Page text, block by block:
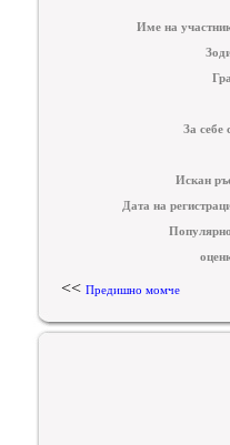
Име на
За себе
Искан
Дата на
<< Предишно момче